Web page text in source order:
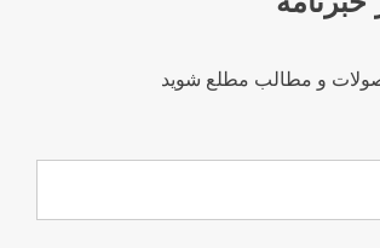
و مطالب مطلع شوید